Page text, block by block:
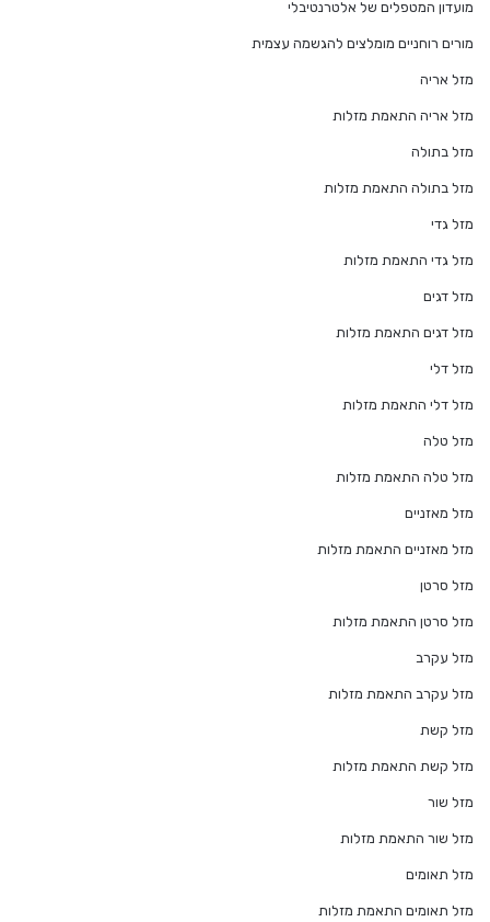
מועדון המטפלים של אלטרנטיבלי
מורים רוחניים מומלצים להגשמה עצמית
מזל אריה
מזל אריה התאמת מזלות
מזל בתולה
מזל בתולה התאמת מזלות
מזל גדי
מזל גדי התאמת מזלות
מזל דגים
מזל דגים התאמת מזלות
מזל דלי
מזל דלי התאמת מזלות
מזל טלה
מזל טלה התאמת מזלות
מזל מאזניים
מזל מאזניים התאמת מזלות
מזל סרטן
מזל סרטן התאמת מזלות
מזל עקרב
מזל עקרב התאמת מזלות
מזל קשת
מזל קשת התאמת מזלות
מזל שור
מזל שור התאמת מזלות
מזל תאומים
מזל תאומים התאמת מזלות